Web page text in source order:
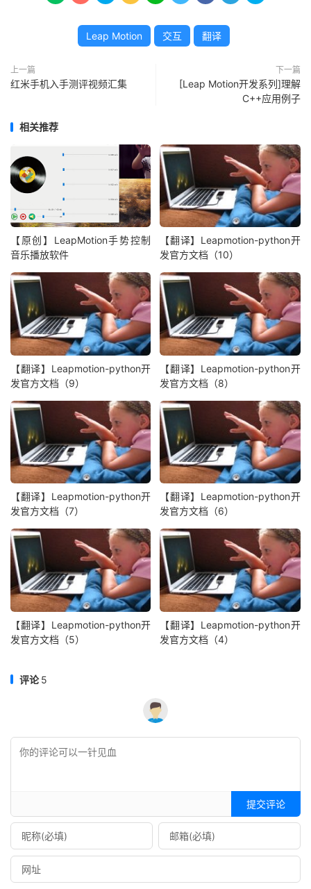
Leap Motion 交互 翻译
上一篇
红米手机入手测评视频汇集
下一篇
[Leap Motion开发系列]理解
C++应用例子
相关推荐
【原创】LeapMotion手势控制
音乐播放软件
【翻译】Leapmotion-python开
发官方文档（10）
【翻译】Leapmotion-python开
发官方文档（9）
【翻译】Leapmotion-python开
发官方文档（8）
【翻译】Leapmotion-python开
发官方文档（7）
【翻译】Leapmotion-python开
发官方文档（6）
【翻译】Leapmotion-python开
发官方文档（5）
【翻译】Leapmotion-python开
发官方文档（4）
评论5
提交评论